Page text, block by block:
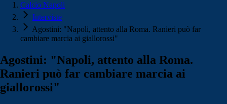
Calcio Napoli
Interviste
Agostini: "Napoli, attento alla Roma. Ranieri può far
cambiare marcia ai giallorossi"
Agostini: "Napoli, attento alla Roma.
Ranieri può far cambiare marcia ai
giallorossi"